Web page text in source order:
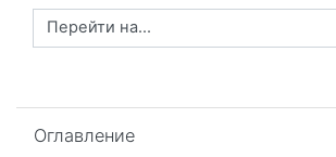
Перейти на...
Оглавление